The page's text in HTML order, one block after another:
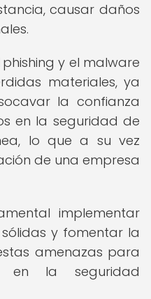
causar daños
y el malware
materiales, ya
la confianza
en la seguridad de
lo que a su vez
de una empresa
implementar
y fomentar la
amenazas para
en la seguridad